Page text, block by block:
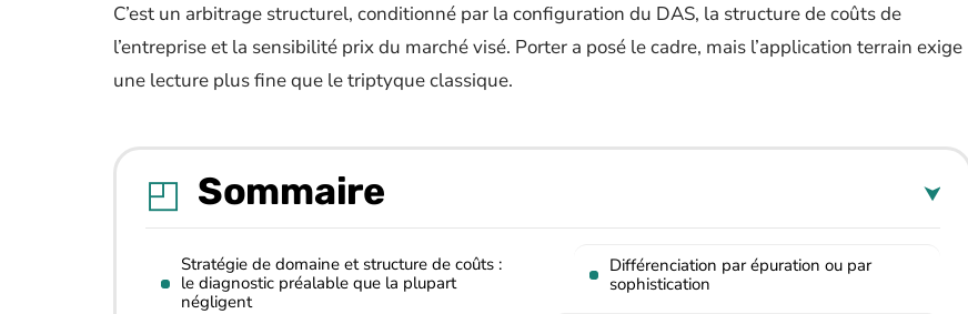
C’est un arbitrage structurel, conditionné par la configuration du DAS, la structure de coûts de
l’entreprise et la sensibilité prix du marché visé. Porter a posé le cadre, mais l’application terrain exige
une lecture plus fine que le triptyque classique.
Sommaire
Stratégie de domaine et structure de coûts :
le diagnostic préalable que la plupart
négligent
Différenciation par épuration ou par
sophistication